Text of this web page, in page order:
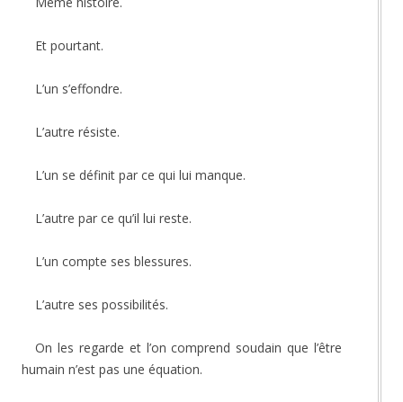
Et pourtant.
L’un s’effondre.
L’autre résiste.
L’un se définit par ce qui lui manque.
L’autre par ce qu’il lui reste.
L’un compte ses blessures.
L’autre ses possibilités.
On les regarde et l’on comprend soudain que l’être
humain n’est pas une équation.